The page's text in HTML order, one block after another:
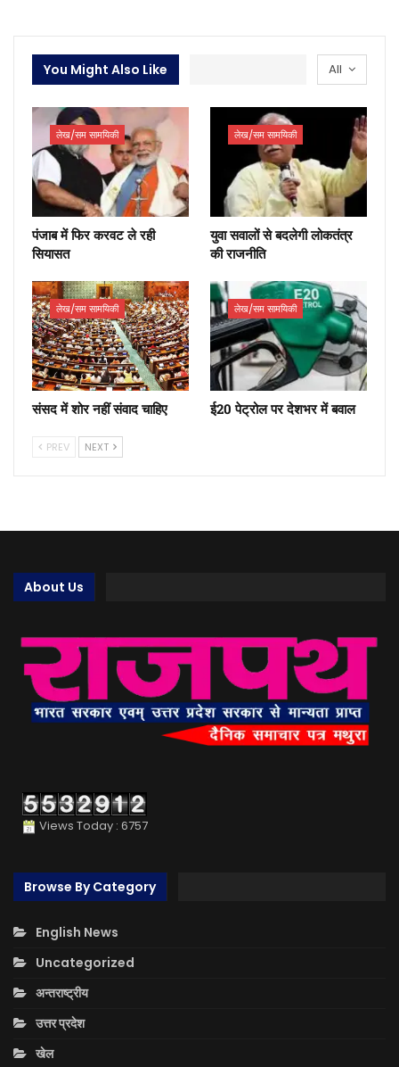
All
You Might Also Like
लेख/सम सामयिकी
पंजाब में फिर करवट ले रही
सियासत
लेख/सम सामयिकी
युवा सवालों से बदलेगी लोकतंत्र
की राजनीति
लेख/सम सामयिकी
संसद में शोर नहीं संवाद चाहिए
लेख/सम सामयिकी
ई20 पेट्रोल पर देशभर में बवाल
PREV NEXT
About Us
Views Today : 6757
Browse By Category
English News
Uncategorized
अन्तराष्ट्रीय
उत्तर प्रदेश
खेल